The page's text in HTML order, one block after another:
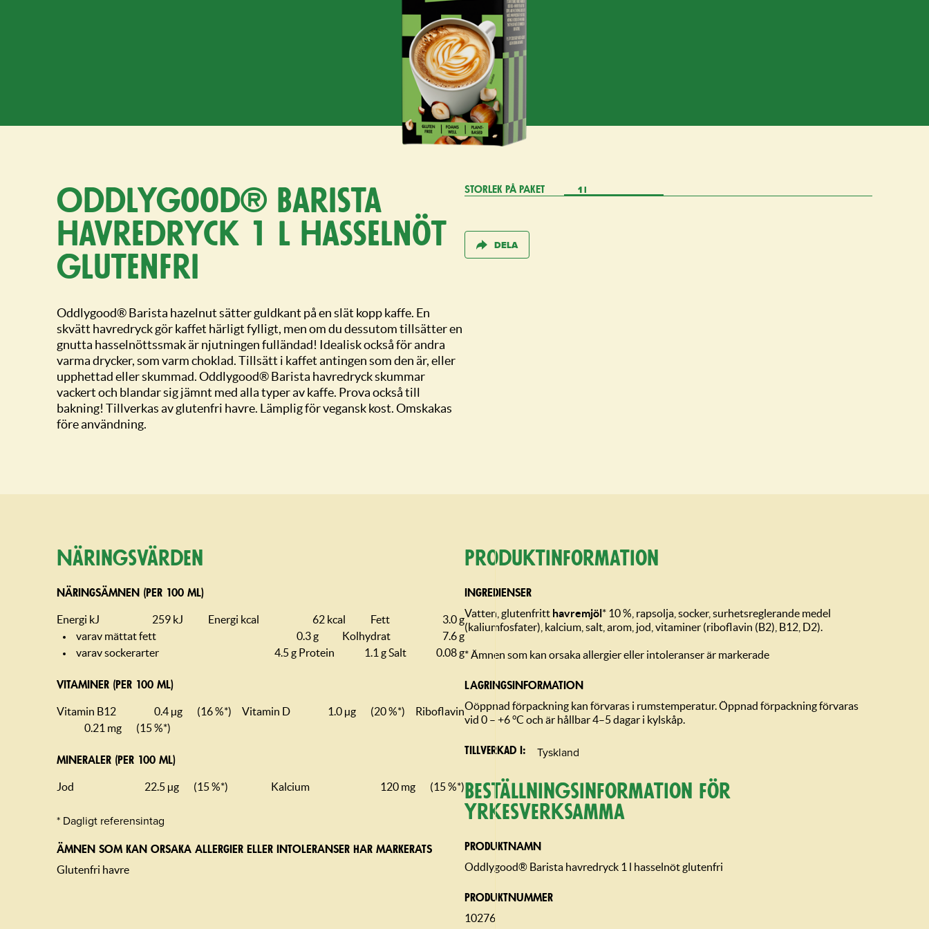
Oddlygood® Barista
havredryck 1 l hasselnöt
glutenfri
Oddlygood® Barista hazelnut sätter guldkant på en slät kopp kaffe. En
skvätt havredryck gör kaffet härligt fylligt, men om du dessutom tillsätter en
gnutta hasselnöttssmak är njutningen fulländad! Idealisk också för andra
varma drycker, som varm choklad. Tillsätt i kaffet antingen som den är, eller
upphettad eller skummad. Oddlygood® Barista havredryck skummar
vackert och blandar sig jämnt med alla typer av kaffe. Prova också till
bakning! Tillverkas av glutenfri havre. Lämplig för vegansk kost. Omskakas
före användning.
STORLEK PÅ PAKET 1 l
DELA
Näringsvärden
NÄRINGSÄMNEN (PER 100 ML)
Energi kJ 259 kJ Energi kcal 62 kcal Fett
3.0 g
varav mättat fett
0.3 g Kolhydrat
7.6 g
varav sockerarter
4.5 g Protein 1.1 gSalt 0.08 g
VITAMINER (PER 100 ML)
Vitamin B12 0.4 µg (16 %*) Vitamin D 1.0 µg (20 %*)
Riboflavin
0.21 mg
(15 %*)
MINERALER (PER 100 ML)
Jod 22.5 µg (15 %*) Kalcium 120 mg (15 %*)
* Dagligt referensintag
ÄMNEN SOM KAN ORSAKA ALLERGIER ELLER INTOLERANSER HAR MARKERATS
Glutenfri havre
Produktin­formation
INGREDIENSER
Vatten, glutenfritt havremjöl* 10 %, rapsolja, socker, surhetsreglerande medel
(kaliumfosfater), kalcium, salt, arom, jod, vitaminer (riboflavin (B2), B12, D2).
* Ämnen som kan orsaka allergier eller intoleranser är markerade
LAGRINGSIN­FORMATION
Oöppnad förpackning kan förvaras i rumstemperatur. Öppnad förpackning förvaras
vid 0 – +6 °C och är hållbar 4–5 dagar i kylskåp.
Tillverkad i Tyskland
Beställning­sin­for­mation för
yrkesverksamma
PRODUKTNAMN
Oddlygood® Barista havredryck 1 l hasselnöt glutenfri
PRODUKTNUMMER
10276